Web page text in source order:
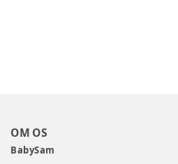
OM OS
BabySam